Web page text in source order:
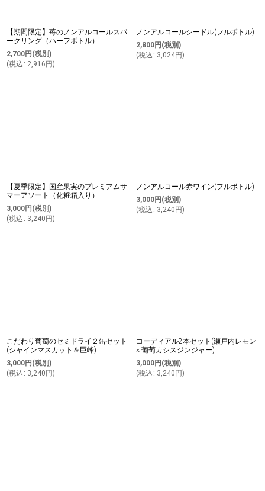
【期間限定】苺のノンアルコールスパ
ークリング（ハーフボトル）
2,700円 (税別)
(税込 : 2,916 円)
ノンアルコールシードル(フルボトル)
2,800円 (税別)
(税込 : 3,024円)
【夏季限定】国産果実のプレミアムサ
マーアソート（化粧箱入り）
3,000円 (税別)
(税込 : 3,240 円)
ノンアルコール赤ワイン(フルボトル)
3,000円 (税別)
(税込 : 3,240 円)
こだわり葡萄のセミドライ２缶セット
(シャインマスカット＆巨峰)
3,000円 (税別)
(税込 : 3,240 円)
コーディアル2本セット(瀬戸内レモン
× 葡萄カシスジンジャー)
3,000円 (税別)
(税込 : 3,240 円)